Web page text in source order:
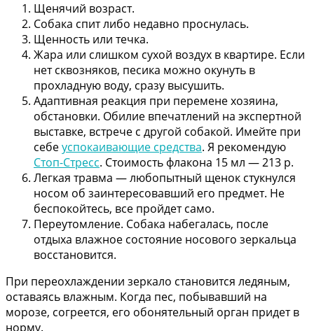
Щенячий возраст.
Собака спит либо недавно проснулась.
Щенность или течка.
Жара или слишком сухой воздух в квартире. Если
нет сквозняков, песика можно окунуть в
прохладную воду, сразу высушить.
Адаптивная реакция при перемене хозяина,
обстановки. Обилие впечатлений на экспертной
выставке, встрече с другой собакой. Имейте при
себеуспокаивающие средства. Я рекомендую
Стоп-Стресс. Стоимость флакона 15 мл — 213 р.
Легкая травма — любопытный щенок стукнулся
носом об заинтересовавший его предмет. Не
беспокойтесь, все пройдет само.
Переутомление. Собака набегалась, после
отдыха влажное состояние носового зеркальца
восстановится.
При переохлаждении зеркало становится ледяным,
оставаясь влажным. Когда пес, побывавший на
морозе, согреется, его обонятельный орган придет в
норму.